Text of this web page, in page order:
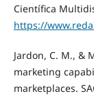
Científica
https://
Jardon, C. M., &
marketing
marketplaces.